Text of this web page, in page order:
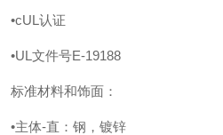
•cUL认证
•UL文件号E-19188
标准材料和饰面：
•主体-直：钢，镀锌